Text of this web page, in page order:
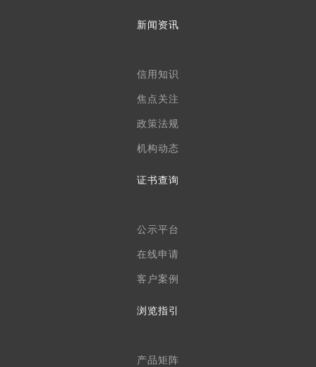
新闻资讯
信用知识
焦点关注
政策法规
机构动态
证书查询
公示平台
在线申请
客户案例
浏览指引
产品矩阵